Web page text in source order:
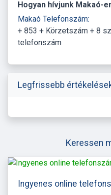
Hogyan hívjunk Makaó-
Makaó Telefonszám:
+ 853 + Körzetszám + 8
telefonszám
Legfrissebb
Keressen
Ingyenes online